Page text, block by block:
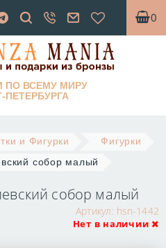
0
ПО ВСЕМУ МИРУ
ПЕТЕРБУРГА
и Фигурки
Фигурки
собор малый
собор малый
Артикул: hsn-1442
Нет в наличии